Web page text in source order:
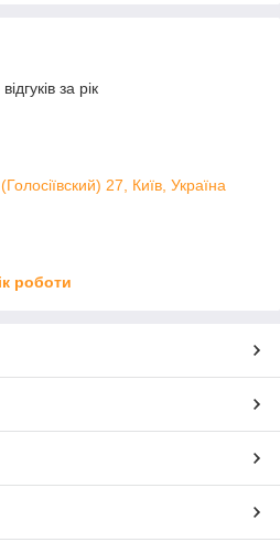
за рік
27, Київ, Україна
роботи